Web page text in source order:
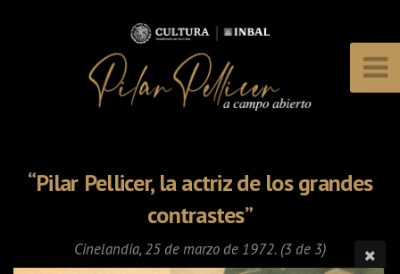
“Pilar Pellicer, la actriz de los grandes
contrastes”
Cinelandia, 25 de marzo de 1972. (3 de 3)